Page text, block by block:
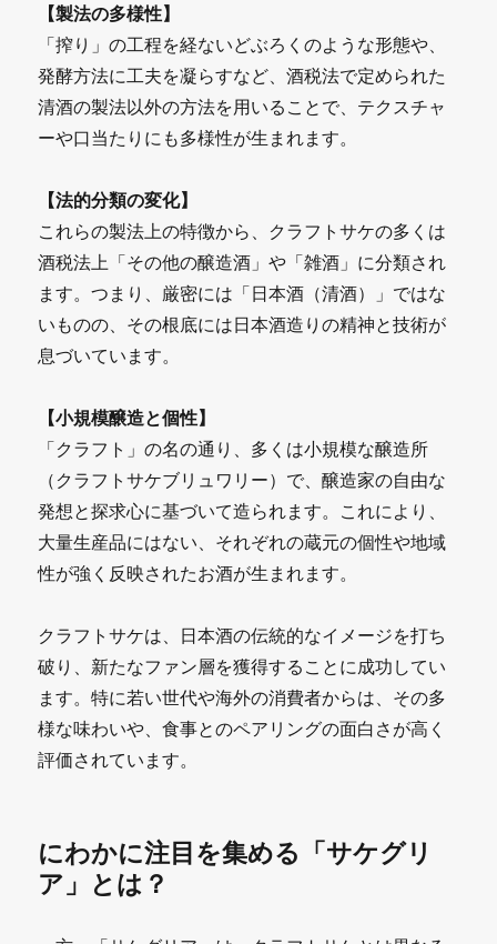
【製法の多様性】
「搾り」の工程を経ないどぶろくのような形態や、
発酵方法に工夫を凝らすなど、酒税法で定められた
清酒の製法以外の方法を用いることで、テクスチャ
ーや口当たりにも多様性が生まれます。
【法的分類の変化】
これらの製法上の特徴から、クラフトサケの多くは
酒税法上「その他の醸造酒」や「雑酒」に分類され
ます。つまり、厳密には「日本酒（清酒）」ではな
いものの、その根底には日本酒造りの精神と技術が
息づいています。
【小規模醸造と個性】
「クラフト」の名の通り、多くは小規模な醸造所
（クラフトサケブリュワリー）で、醸造家の自由な
発想と探求心に基づいて造られます。これにより、
大量生産品にはない、それぞれの蔵元の個性や地域
性が強く反映されたお酒が生まれます。
クラフトサケは、日本酒の伝統的なイメージを打ち
破り、新たなファン層を獲得することに成功してい
ます。特に若い世代や海外の消費者からは、その多
様な味わいや、食事とのペアリングの面白さが高く
評価されています。
にわかに注目を集める「サケグリ
ア」とは？